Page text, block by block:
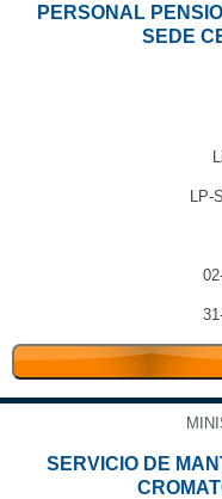
PERSONAL
SEDE
LP-
SERVICIO DE